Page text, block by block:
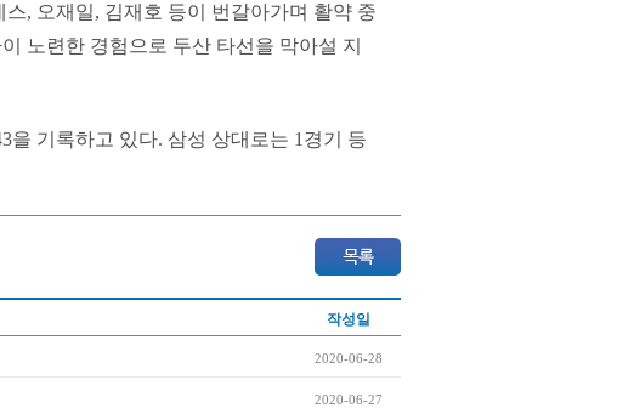
, 오재일, 김재호 등이 번갈아가며 활약 중
노련한 경험으로 두산 타선을 막아설 지
을 기록하고 있다. 삼성 상대로는 1경기 등
작성일
2020-06-28
2020-06-27